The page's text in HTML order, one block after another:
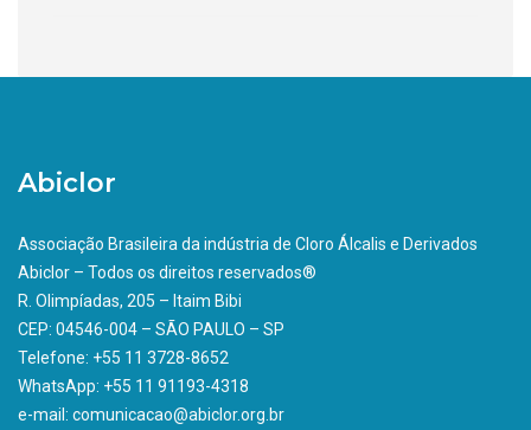
Abiclor
Associação Brasileira da indústria de Cloro Álcalis e Derivados
Abiclor – Todos os direitos reservados®
R. Olimpíadas, 205 – Itaim Bibi
CEP: 04546-004 – SÃO PAULO – SP
Telefone: +55 11 3728-8652
WhatsApp: +55 11 91193-4318
e-mail: comunicacao@abiclor.org.br